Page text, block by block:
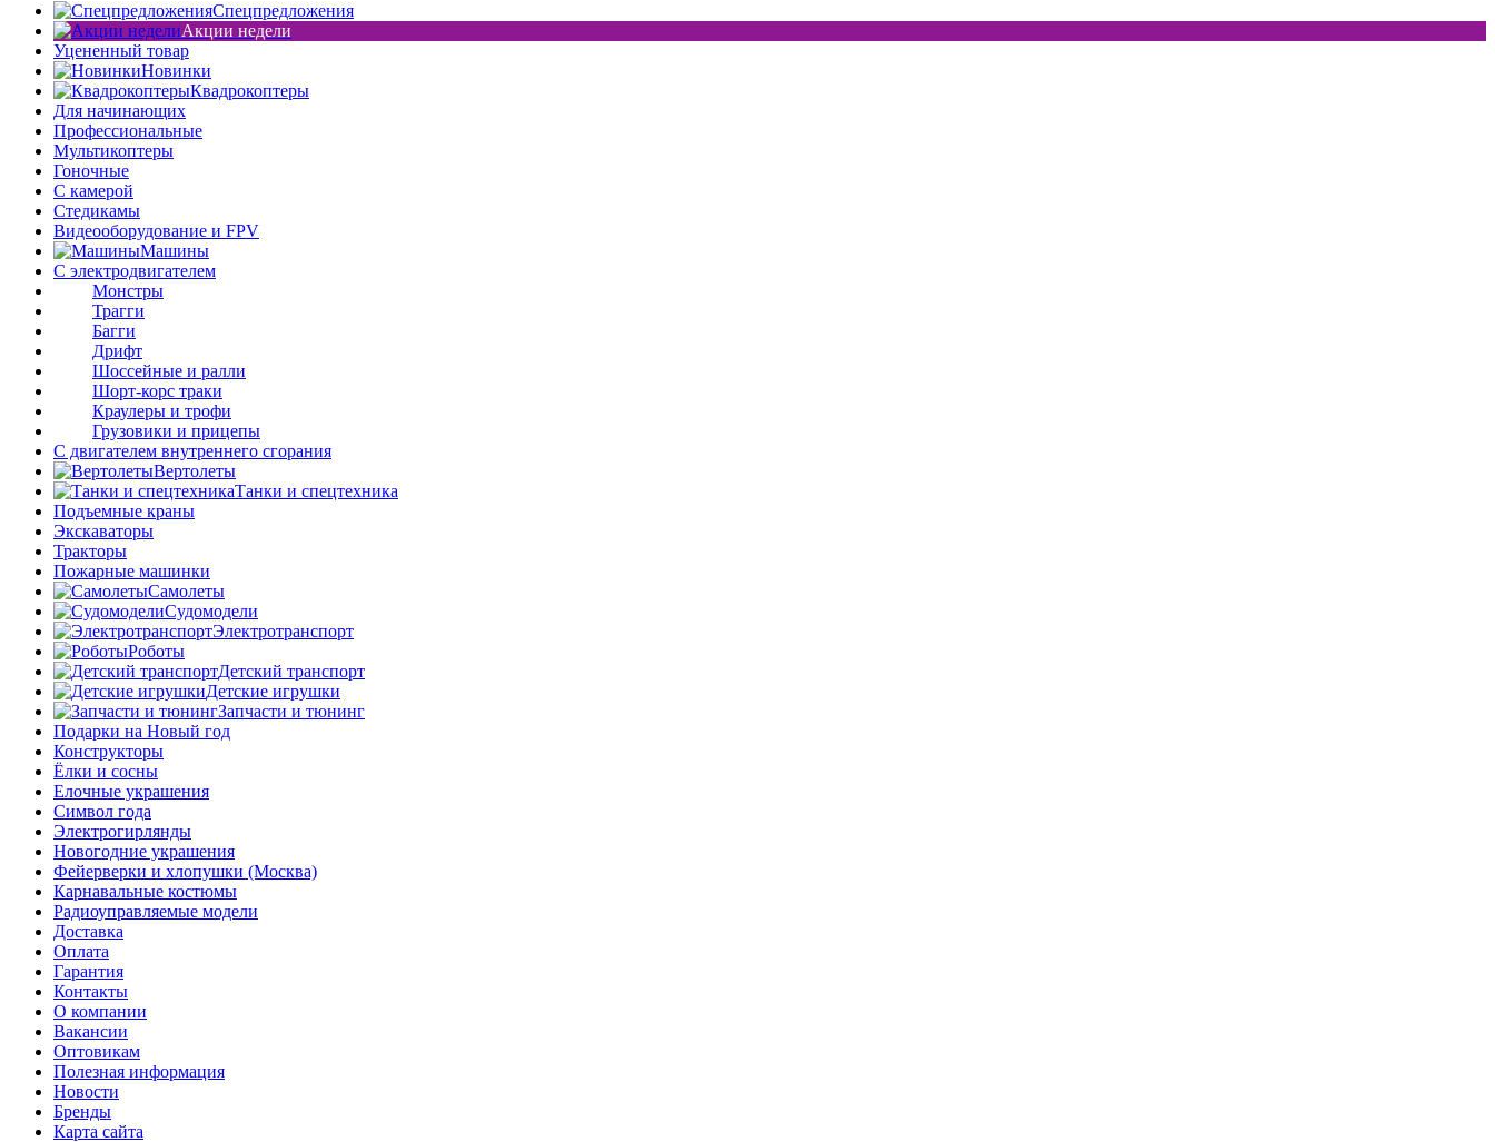
Спецпредложения
Акции недели
Уцененный товар
Новинки
Квадрокоптеры
Для начинающих
Профессиональные
Мультикоптеры
Гоночные
C камерой
Стедикамы
Видеооборудование и FPV
Машины
С электродвигателем
Монстры
Трагги
Багги
Дрифт
Шоссейные и ралли
Шорт-корс траки
Краулеры и трофи
Грузовики и прицепы
С двигателем внутреннего сгорания
Вертолеты
Танки и спецтехника
Подъемные краны
Экскаваторы
Тракторы
Пожарные машинки
Самолеты
Судомодели
Электротранспорт
Роботы
Детский транспорт
Детские игрушки
Запчасти и тюнинг
Подарки на Новый год
Конструкторы
Ёлки и сосны
Елочные украшения
Символ года
Электрогирлянды
Новогодние украшения
Фейерверки и хлопушки (Москва)
Карнавальные костюмы
Радиоуправляемые модели
Доставка
Оплата
Гарантия
Контакты
О компании
Вакансии
Оптовикам
Полезная информация
Новости
Бренды
Карта сайта